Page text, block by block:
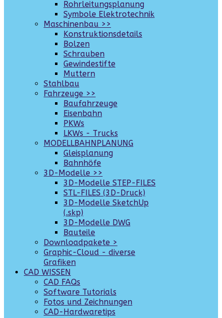
Rohrleitungsplanung
Symbole Elektrotechnik
Maschinenbau >>
Konstruktionsdetails
Bolzen
Schrauben
Gewindestifte
Muttern
Stahlbau
Fahrzeuge >>
Baufahrzeuge
Eisenbahn
PKWs
LKWs - Trucks
MODELLBAHNPLANUNG
Gleisplanung
Bahnhöfe
3D-Modelle >>
3D-Modelle STEP-FILES
STL-FILES (3D-Druck)
3D-Modelle SketchUp
(.skp)
3D-Modelle DWG
Bauteile
Downloadpakete >
Graphic-Cloud - diverse
Grafiken
CAD WISSEN
CAD FAQs
Software Tutorials
Fotos und Zeichnungen
CAD-Hardwaretips